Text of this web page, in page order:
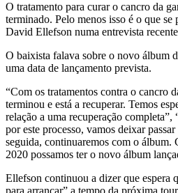
O tratamento para curar o cancro da
terminado. Pelo menos isso é o que se
David Ellefson numa entrevista
O baixista falava sobre o novo álbum
uma data de lançamento prevista.
“Com os tratamentos contra o cancro
terminou e está a recuperar. Temos
relação a uma recuperação completa”,
por este processo, vamos deixar
seguida, continuaremos com o álbum.
2020 possamos ter o novo álbum
Ellefson continuou a dizer que espera